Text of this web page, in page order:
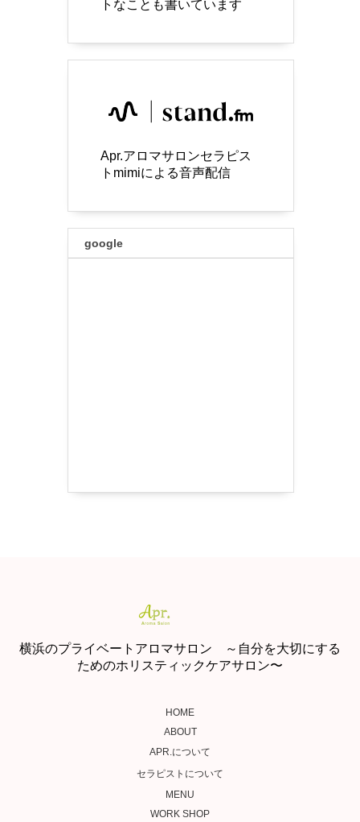
トなことも書いています
Apr.アロマサロンセラピス
トmimiによる音声配信
google
横浜のプライベートアロマサロン ～自分を大切にする
ためのホリスティックケアサロン〜
HOME
ABOUT
APR.について
セラピストについて
MENU
WORK SHOP